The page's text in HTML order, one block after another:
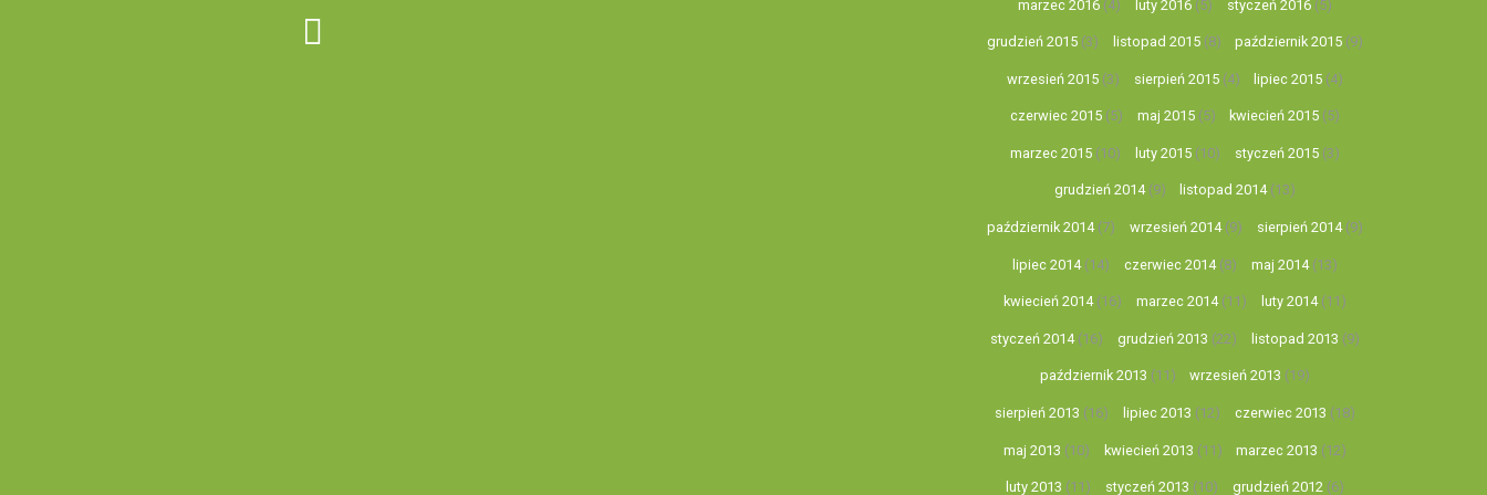
marzec 2016 (4) luty 2016 (5) styczeń 2016(5)
grudzień 2015(3) listopad 2015(8) październik 2015 (9)
wrzesień 2015(3) sierpień 2015(4) lipiec 2015 (4)
czerwiec 2015(5) maj 2015(5) kwiecień 2015 (5)
marzec 2015 (10) luty 2015 (10) styczeń 2015(3)
grudzień 2014(9) listopad 2014(13)
październik 2014(7) wrzesień 2014(9) sierpień 2014(9)
lipiec 2014(14) czerwiec 2014(8) maj 2014(13)
kwiecień 2014(16) marzec 2014(11) luty 2014(11)
styczeń 2014(16) grudzień 2013 (22) listopad 2013 (9)
październik 2013 (11) wrzesień 2013 (19)
sierpień 2013 (16) lipiec 2013 (12) czerwiec 2013 (18)
maj 2013 (10) kwiecień 2013 (11) marzec 2013 (12)
luty 2013 (11) styczeń 2013 (10) grudzień 2012(6)